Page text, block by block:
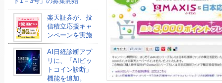
楽天証券が、投
信積立応援キャ
ンペーンを実施
AI日経診断アプ
リに、「AIビッ
トコイン診断」
機能を追加。